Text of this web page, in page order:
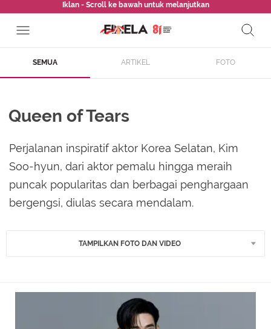
Iklan - Scroll ke bawah untuk melanjutkan
SEMUA ARTIKEL FOTO
Queen of Tears
Perjalanan inspiratif aktor Korea Selatan, Kim
Soo-hyun, dari aktor pemalu hingga meraih
puncak popularitas dan berbagai penghargaan
bergengsi, diulas secara mendalam.
TAMPILKAN FOTO DAN VIDEO